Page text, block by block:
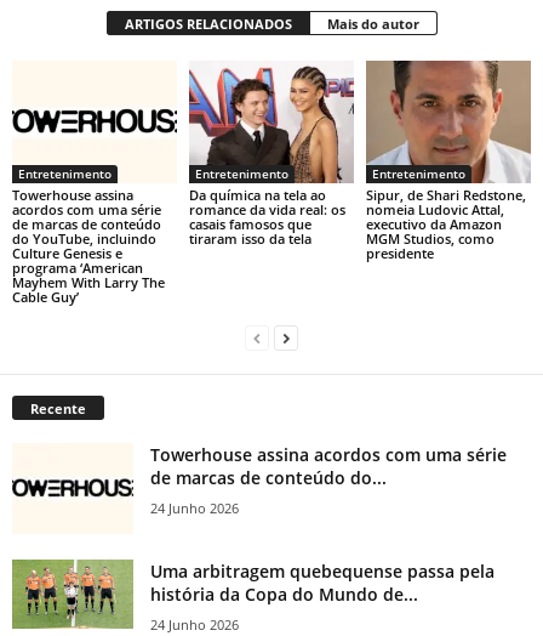
ARTIGOS RELACIONADOS Mais do autor
Entretenimento
Towerhouse assina
acordos com uma série
de marcas de conteúdo
do YouTube, incluindo
Culture Genesis e
programa ‘American
Mayhem With Larry The
Cable Guy’
Entretenimento
Da química na tela ao
romance da vida real: os
casais famosos que
tiraram isso da tela
Entretenimento
Sipur, de Shari Redstone,
nomeia Ludovic Attal,
executivo da Amazon
MGM Studios, como
presidente
Recente
Towerhouse assina acordos com uma série
de marcas de conteúdo do...
24 Junho 2026
Uma arbitragem quebequense passa pela
história da Copa do Mundo de...
24 Junho 2026